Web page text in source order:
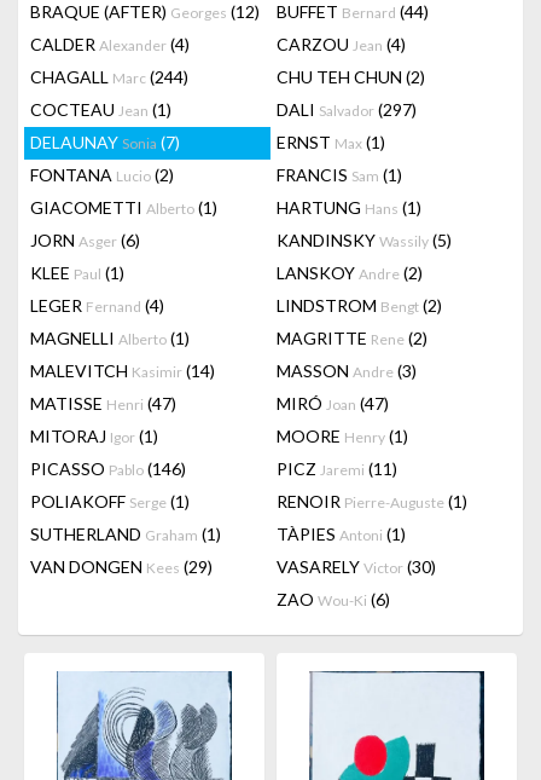
BRAQUE (AFTER) Georges (12) BUFFET Bernard (44)
CALDER Alexander (4) CARZOU Jean (4)
CHAGALL Marc (244) CHU TEH CHUN (2)
COCTEAU Jean (1) DALI Salvador (297)
DELAUNAY Sonia (7) ERNST Max (1)
FONTANA Lucio (2) FRANCIS Sam (1)
GIACOMETTI Alberto (1) HARTUNG Hans (1)
JORN Asger (6) KANDINSKY Wassily (5)
KLEE Paul (1) LANSKOY Andre (2)
LEGER Fernand (4) LINDSTROM Bengt (2)
MAGNELLI Alberto (1) MAGRITTE Rene (2)
MALEVITCH Kasimir (14) MASSON Andre (3)
MATISSE Henri (47) MIRÓ Joan (47)
MITORAJ Igor (1) MOORE Henry (1)
PICASSO Pablo (146) PICZ Jaremi (11)
POLIAKOFF Serge (1) RENOIR Pierre-Auguste (1)
SUTHERLAND Graham (1) TÀPIES Antoni (1)
VAN DONGEN Kees (29) VASARELY Victor (30)
ZAO Wou-Ki (6)